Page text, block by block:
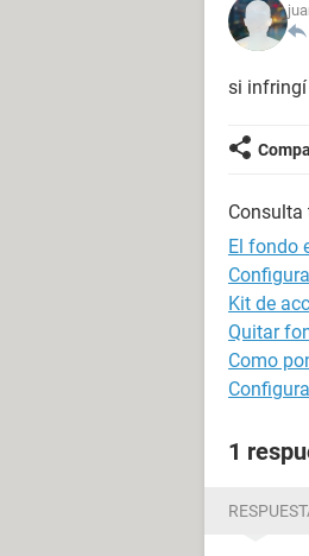
si infringí
Consulta
El fondo
Kit de
Quitar
Como
1